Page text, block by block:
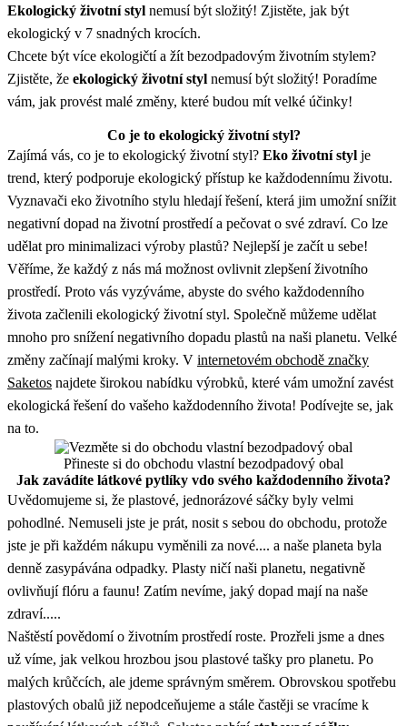
Ekologický životní styl nemusí být složitý! Zjistěte, jak být
ekologický v 7 snadných krocích.
Chcete být více ekologičtí a žít bezodpadovým životním stylem?
Zjistěte, že ekologický životní styl nemusí být složitý! Poradíme
vám, jak provést malé změny, které budou mít velké účinky!
Co je toekologický životní styl?
Zajímá vás, co je to ekologický životní styl? Eko životní styl je
trend, který podporuje ekologický přístup ke každodennímu životu.
Vyznavači eko životního stylu hledají řešení, která jim umožní snížit
negativní dopad na životní prostředí a pečovat o své zdraví. Co lze
udělat pro minimalizaci výroby plastů? Nejlepší je začít u sebe!
Věříme, že každý z nás má možnost ovlivnit zlepšení životního
prostředí. Proto vás vyzýváme, abyste do svého každodenního
života začlenili ekologický životní styl. Společně můžeme udělat
mnoho pro snížení negativního dopadu plastů na naši planetu. Velké
změny začínají malými kroky. V internetovém obchodě značky
Saketos najdete širokou nabídku výrobků, které vám umožní zavést
ekologická řešení do vašeho každodenního života! Podívejte se, jak
na to.
Přineste si do obchodu vlastní bezodpadový obal
Jak zavádíte látkové pytlíky vdo svého každodenního života?
Uvědomujeme si, že plastové, jednorázové sáčky byly velmi
pohodlné. Nemuseli jste je prát, nosit s sebou do obchodu, protože
jste je při každém nákupu vyměnili za nové.... a naše planeta byla
denně zasypávána odpadky. Plasty ničí naši planetu, negativně
ovlivňují flóru a faunu! Zatím nevíme, jaký dopad mají na naše
zdraví.....
Naštěstí povědomí o životním prostředí roste. Prozřeli jsme a dnes
už víme, jak velkou hrozbou jsou plastové tašky pro planetu. Po
malých krůčcích, ale jdeme správným směrem. Obrovskou spotřebu
plastových obalů již nepodceňujeme a stále častěji se vracíme k